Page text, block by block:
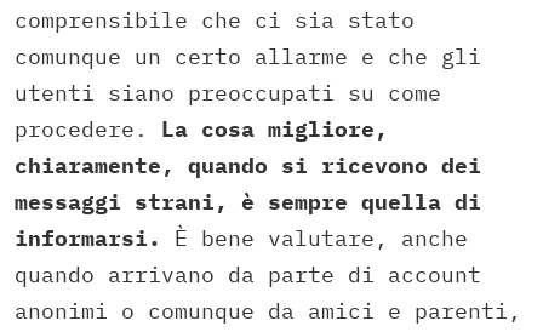
comprensibile che ci sia stato
comunque un certo allarme e che gli
utenti siano preoccupati su come
procedere. La cosa migliore,
chiaramente, quando si ricevono dei
messaggi strani, è sempre quella di
informarsi.
È bene valutare, anche
quando arrivano da parte di account
anonimi o comunque da amici e parenti,